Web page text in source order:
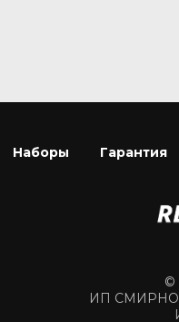
Наборы Гарантия
©
ИП